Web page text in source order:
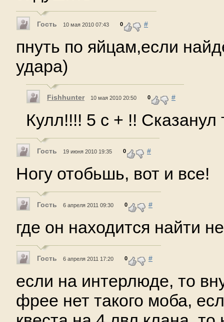
Гость 10 мая 2010 07:43 0 #
пнуть по яйцам,если
удара)
Fishhunter 10 мая 2010 20:50 0 #
Кулл!!!! 5 с + !! Сказанул
Гость 19 июня 2010 19:35 0 #
Ногу отобьшь, вот и все!
Гость 6 апреля 2011 09:30 0 #
где он находится найти
Гость 6 апреля 2011 17:20 0 #
если на интерлюде, то
фрее нет такого моба,